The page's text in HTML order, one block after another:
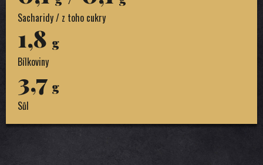
Sacharidy / z toho cukry
1,8 g
Bílkoviny
3,7 g
Sůl